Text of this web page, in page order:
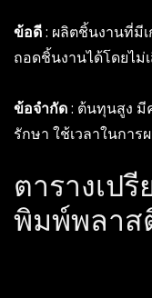
ข้อดี: ผลิตชิ้นงานที่มี
ถอดชิ้นงานได้โดยไม่
ข้อจำกัด: ต้นทุนสูง มี
รักษา ใช้เวลาในกา
ตารางเป
พิมพ์พลาส